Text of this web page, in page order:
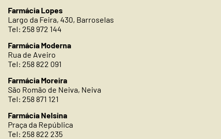
Farmácia Lopes
Largo da Feira, 430, Barroselas
Tel: 258 972 144
Farmácia Moderna
Rua de Aveiro
Tel: 258 822 091
Farmácia Moreira
São Romão de Neiva, Neiva
Tel: 258 871 121
Farmácia Nelsina
Praça da República
Tel: 258 822 235